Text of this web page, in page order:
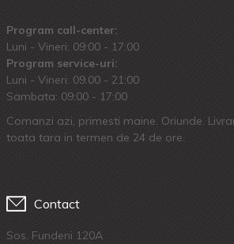
Program call-center:
Luni - Vineri: 09:00 - 17:00
Program service-uri:
Luni - Vineri: 09.00 - 21:00
Sambata: 09:00 - 17:00
Comanzi azi, primesti maine. Oriunde.
toata tara in termen de 24 de ore.
Contact
Sos. Fundeni 120A